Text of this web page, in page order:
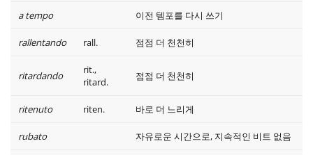
a tempo 이전 템포를 다시 쓰기
rallentando rall. 점점 더 천천히
ritardando
rit.,
ritard.
점점 더 천천히
ritenuto riten. 바로 더 느리게
rubato 자유로운 시간으로, 지속적인 비트 없음